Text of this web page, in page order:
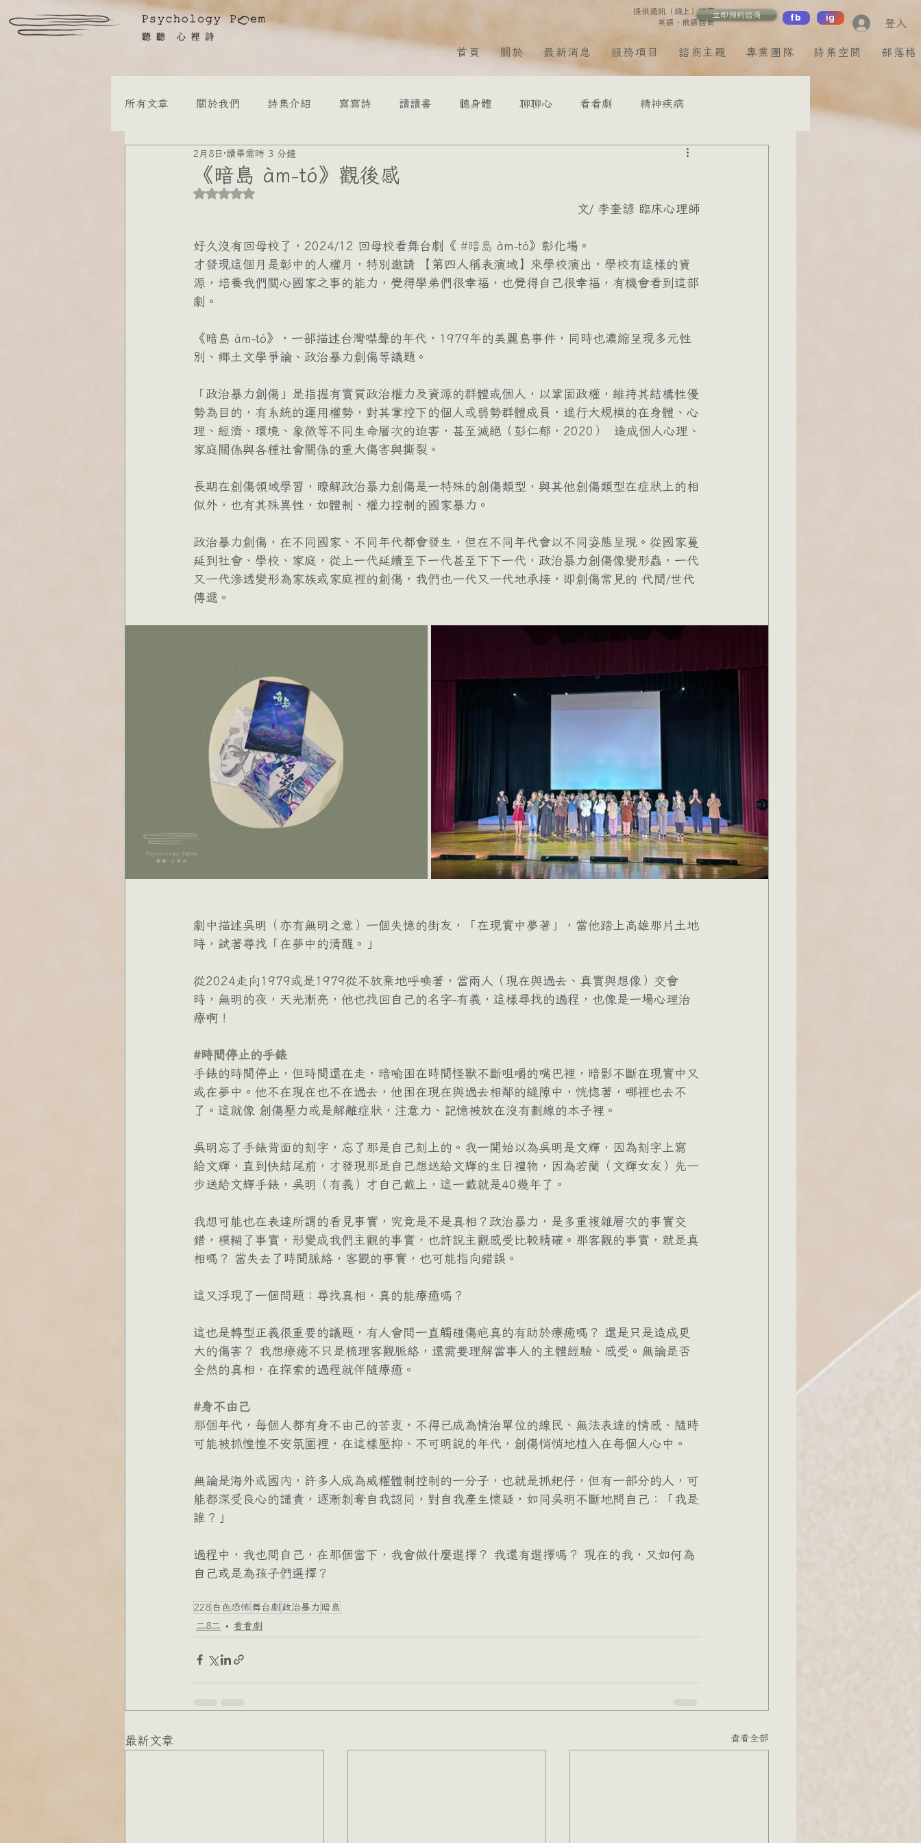
提供通訊（線上）諮商
英語、俄語諮商
立即預約諮商
登入
fb ig
首頁 關於 最新消息 服務項目 諮商主題 專業團隊 詩集空間 部落格
所有文章 關於我們 詩集介紹 寫寫詩 讀讀書 聽身體 聊聊心 看看劇 精神疾病
孕產婦心理健康 親子教養
張稚羚諮商心理師 蔡欣玹諮商心理師
陳慈瑤諮商心理師 洪貫瑄諮商心理師
《暗島 àm-tó》觀後感
2月8日 讀畢需時 3 分鐘
評等為 NaN（最高為 5 顆星）。
文/ 李奎諺 臨床心理師
好久沒有回母校了，2024/12 回母校看舞台劇《 #暗島 àm-tó》彰化場。
才發現這個月是彰中的人權月，特別邀請 【第四人稱表演域】來學校演出，學校有這樣的資
源，培養我們關心國家之事的能力，覺得學弟們很幸福，也覺得自己很幸福，有機會看到這部
劇。
《暗島 àm-tó》，一部描述台灣噤聲的年代，1979年的美麗島事件，同時也濃縮呈現多元性
別、鄉土文學爭論、政治暴力創傷等議題。
「政治暴力創傷」是指握有實質政治權力及資源的群體或個人，以鞏固政權，維持其結構性優
勢為目的，有系統的運用權勢，對其掌控下的個人或弱勢群體成員，進行大規模的在身體、心
理、經濟、環境、象徵等不同生命層次的迫害，甚至滅絕（彭仁郁，2020）  造成個人心理、
家庭關係與各種社會關係的重大傷害與撕裂。
長期在創傷領域學習，瞭解政治暴力創傷是一特殊的創傷類型，與其他創傷類型在症狀上的相
似外，也有其殊異性，如體制、權力控制的國家暴力。
政治暴力創傷，在不同國家、不同年代都會發生，但在不同年代會以不同姿態呈現。從國家蔓
延到社會、學校、家庭，從上一代延續至下一代甚至下下一代，政治暴力創傷像變形蟲，一代
又一代滲透變形為家族或家庭裡的創傷，我們也一代又一代地承接，即創傷常見的 代間/世代
傳遞。
劇中描述吳明（亦有無明之意）一個失憶的街友，「在現實中夢著」，當他踏上高雄那片土地
時，試著尋找「在夢中的清醒。」
從2024走向1979或是1979從不放棄地呼喚著，當兩人（現在與過去、真實與想像）交會
時，無明的夜，天光漸亮，他也找回自己的名字-有義，這樣尋找的過程，也像是一場心理治
療啊！
#時間停止的手錶
手錶的時間停止，但時間還在走，暗喻困在時間怪獸不斷咀嚼的嘴巴裡，暗影不斷在現實中又
或在夢中。他不在現在也不在過去，他困在現在與過去相鄰的縫隙中，恍惚著，哪裡也去不
了。這就像 創傷壓力或是解離症狀，注意力、記憶被放在沒有劃線的本子裡。
吳明忘了手錶背面的刻字，忘了那是自己刻上的。我一開始以為吳明是文輝，因為刻字上寫
給文輝，直到快結尾前，才發現那是自己想送給文輝的生日禮物，因為若蘭（文輝女友）先一
步送給文輝手錶，吳明（有義）才自己戴上，這一戴就是40幾年了。
我想可能也在表達所謂的看見事實，究竟是不是真相？政治暴力，是多重複雜層次的事實交
錯，模糊了事實，形變成我們主觀的事實，也許說主觀感受比較精確。那客觀的事實，就是真
相嗎？ 當失去了時間脈絡，客觀的事實，也可能指向錯誤。
這又浮現了一個問題：尋找真相，真的能療癒嗎？
這也是轉型正義很重要的議題，有人會問一直觸碰傷疤真的有助於療癒嗎？ 還是只是造成更
大的傷害？ 我想療癒不只是梳理客觀脈絡，還需要理解當事人的主體經驗、感受。無論是否
全然的真相，在探索的過程就伴隨療癒。
#身不由己
那個年代，每個人都有身不由己的苦衷，不得已成為情治單位的線民、無法表達的情感、隨時
可能被抓惶惶不安氛圍裡，在這樣壓抑、不可明說的年代，創傷悄悄地植入在每個人心中。
無論是海外或國內，許多人成為威權體制控制的一分子，也就是抓耙仔，但有一部分的人，可
能都深受良心的譴責，逐漸剝奪自我認同，對自我產生懷疑，如同吳明不斷地問自己：「我是
誰？」
過程中，我也問自己，在那個當下，我會做什麼選擇？ 我還有選擇嗎？ 現在的我，又如何為
自己或是為孩子們選擇？
228 白色恐怖舞台劇 政治暴力 暗島
二8二
看看劇
最新文章 查看全部